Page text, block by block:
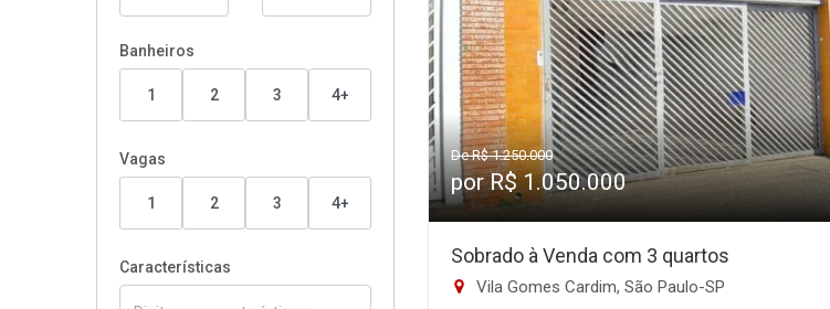
Banheiros
1 2 3 4+
Vagas
1 2 3 4+
Características
De R$ 1.250.000
por R$ 1.050.000
Sobrado à Venda com 3 quartos
Vila Gomes Cardim, São Paulo-SP